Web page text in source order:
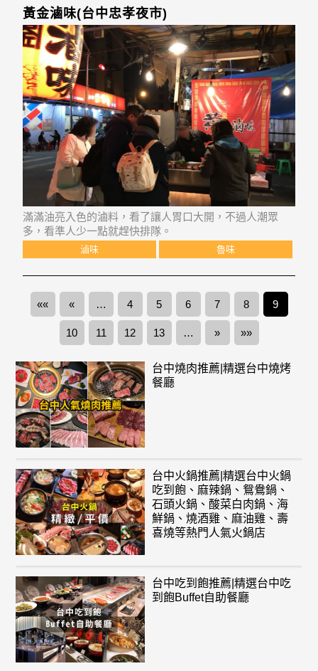
黃金滷味(台中忠孝夜市)
滿滿油亮入色的滷料，看了讓人胃口大開，不過人潮眾
多，看準人少一點就趕快排隊。
滷味 魯味
«« « … 4 5 6 7 8 9
10 11 12 13 … » »»
台中燒肉推薦|精選台中燒烤
餐廳
台中火鍋推薦|精選台中火鍋
吃到飽、麻辣鍋、鴛鴦鍋、
石頭火鍋、酸菜白肉鍋、海
鮮鍋、燒酒雞、麻油雞、壽
喜燒等熱門人氣火鍋店
台中吃到飽推薦|精選台中吃
到飽Buffet自助餐廳